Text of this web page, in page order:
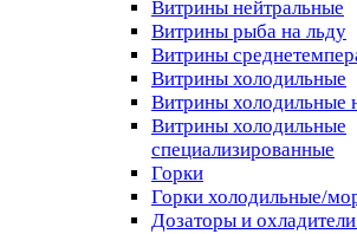
Витрины нейтральные
Витрины рыба на льду
Витрины
Витрины холодильные
Витрины холодильные
Витрины холодильные
специализированные
Горки
Горки холодильные/
Дозаторы и